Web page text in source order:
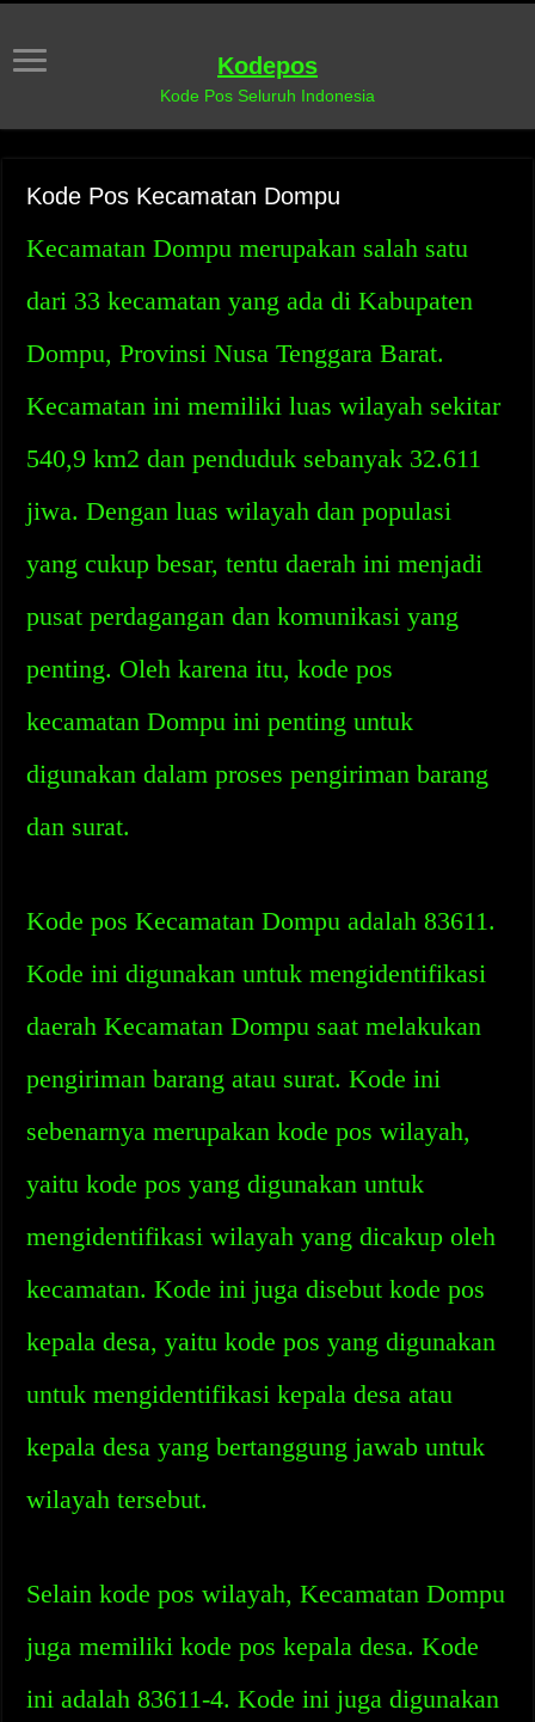
Kodepos
Kode Pos Seluruh Indonesia
Kode Pos Kecamatan Dompu
Kecamatan Dompu merupakan salah satu
dari 33 kecamatan yang ada di Kabupaten
Dompu, Provinsi Nusa Tenggara Barat.
Kecamatan ini memiliki luas wilayah sekitar
540,9 km2 dan penduduk sebanyak 32.611
jiwa. Dengan luas wilayah dan populasi
yang cukup besar, tentu daerah ini menjadi
pusat perdagangan dan komunikasi yang
penting. Oleh karena itu, kode pos
kecamatan Dompu ini penting untuk
digunakan dalam proses pengiriman barang
dan surat.
Kode pos Kecamatan Dompu adalah 83611.
Kode ini digunakan untuk mengidentifikasi
daerah Kecamatan Dompu saat melakukan
pengiriman barang atau surat. Kode ini
sebenarnya merupakan kode pos wilayah,
yaitu kode pos yang digunakan untuk
mengidentifikasi wilayah yang dicakup oleh
kecamatan. Kode ini juga disebut kode pos
kepala desa, yaitu kode pos yang digunakan
untuk mengidentifikasi kepala desa atau
kepala desa yang bertanggung jawab untuk
wilayah tersebut.
Selain kode pos wilayah, Kecamatan Dompu
juga memiliki kode pos kepala desa. Kode
ini adalah 83611-4. Kode ini juga digunakan